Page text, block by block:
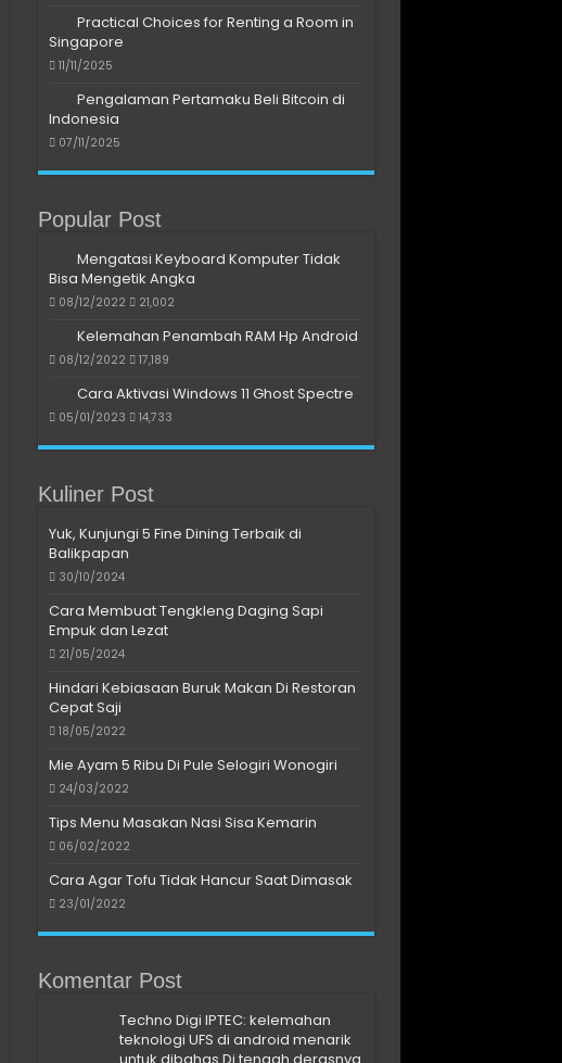
Practical Choices for Renting a Room in
Singapore
11/11/2025
Pengalaman Pertamaku Beli Bitcoin di
Indonesia
07/11/2025
Popular Post
Mengatasi Keyboard Komputer Tidak
Bisa Mengetik Angka
08/12/2022 21,002
Kelemahan Penambah RAM Hp Android
08/12/2022 17,189
Cara Aktivasi Windows 11 Ghost Spectre
05/01/2023 14,733
Kuliner Post
Yuk, Kunjungi 5 Fine Dining Terbaik di
Balikpapan
30/10/2024
Cara Membuat Tengkleng Daging Sapi
Empuk dan Lezat
21/05/2024
Hindari Kebiasaan Buruk Makan Di Restoran
Cepat Saji
18/05/2022
Mie Ayam 5 Ribu Di Pule Selogiri Wonogiri
24/03/2022
Tips Menu Masakan Nasi Sisa Kemarin
06/02/2022
Cara Agar Tofu Tidak Hancur Saat Dimasak
23/01/2022
Komentar Post
Techno Digi IPTEC: kelemahan
teknologi UFS di android menarik